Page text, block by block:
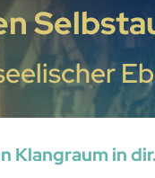
Klangraum in